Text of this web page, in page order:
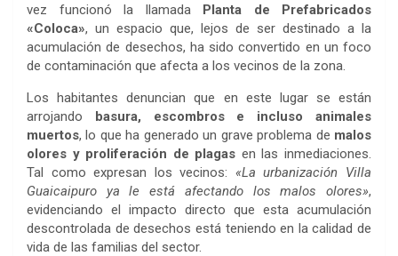
vez funcionó la llamada Planta de Prefabricados
«Coloca», un espacio que, lejos de ser destinado a la
acumulación de desechos, ha sido convertido en un foco
de contaminación que afecta a los vecinos de la zona.
Los habitantes denuncian que en este lugar se están
arrojando basura, escombros e incluso animales
muertos, lo que ha generado un grave problema de malos
olores y proliferación de plagas en las inmediaciones.
Tal como expresan los vecinos: «La urbanización Villa
Guaicaipuro ya le está afectando los malos olores»,
evidenciando el impacto directo que esta acumulación
descontrolada de desechos está teniendo en la calidad de
vida de las familias del sector.